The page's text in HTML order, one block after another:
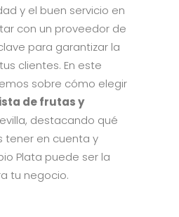
y el buen servicio en
con un proveedor de
para garantizar la
clientes. En este
sobre cómo elegir
de frutas y
destacando qué
tener en cuenta y
Plata puede ser la
tu negocio.